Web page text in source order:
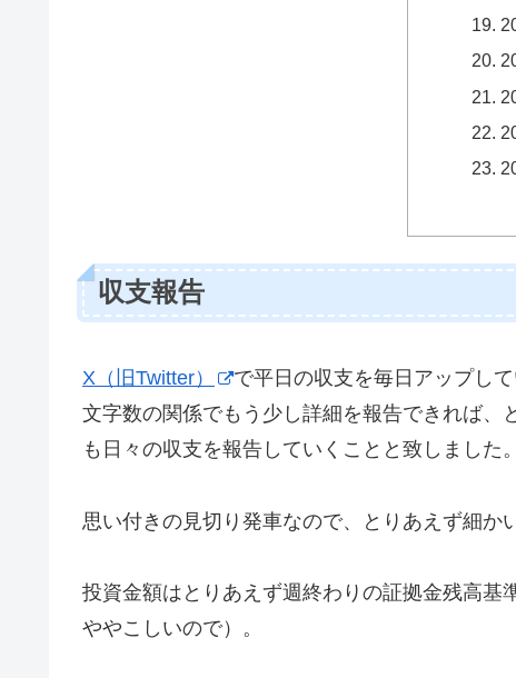
収支報告
X（旧Twitter）
で平日の収支を毎日アップし
文字数の関係でもう少し詳細を報告できれば
も日々の収支を報告していくことと致しました。
思い付きの見切り発車なので、とりあえず細か
投資金額はとりあえず週終わりの証拠金残高基
ややこしいので）。